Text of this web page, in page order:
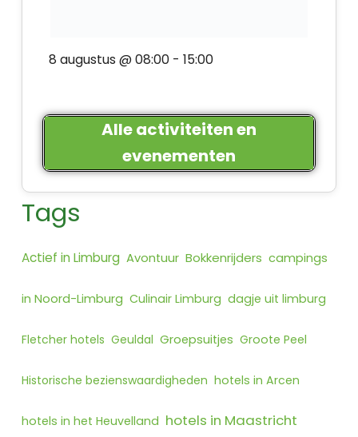
8 augustus @ 08:00- 15:00
Alle activiteiten en
evenementen
Tags
Actief in Limburg Avontuur Bokkenrijders campings
in Noord-Limburg Culinair Limburg dagje uit limburg
Fletcher hotels Geuldal Groepsuitjes Groote Peel
Historische bezienswaardigheden hotels in Arcen
hotels in het Heuvelland hotels in Maastricht